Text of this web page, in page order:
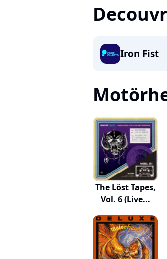
Iron Fist
The Löst Tapes,
Vol. 6 (Live...